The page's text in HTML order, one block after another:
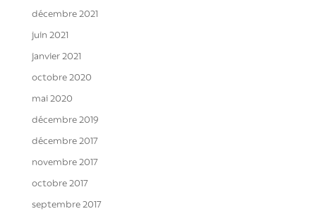
décembre 2021
juin 2021
janvier 2021
octobre 2020
mai 2020
décembre 2019
décembre 2017
novembre 2017
octobre 2017
septembre 2017